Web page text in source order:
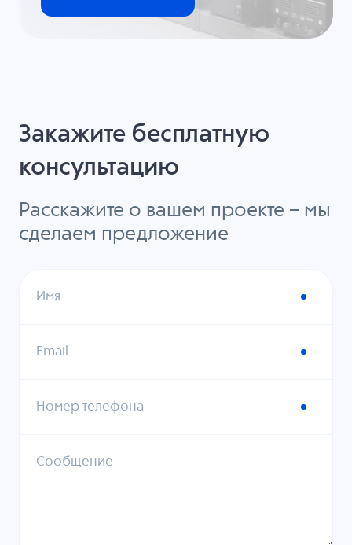
Закажите бесплатную
консультацию
Расскажите о вашем проекте – мы
сделаем предложение
Имя
Email
Номер телефона
Сообщение